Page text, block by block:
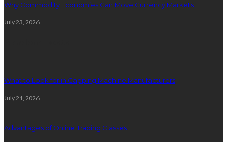
Why Commodity Economies Can Move Currency Markets
July 23, 2026
What to Look for in Capping Machine Manufacturers
July 21, 2026
Advantages of Online Trading Classes